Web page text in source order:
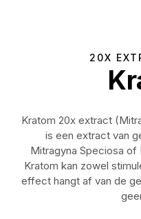
20X
Kratom 20x extract
is een extract van
Mitragyna Speciosa of
Kratom kan zowel
effect hangt af van de